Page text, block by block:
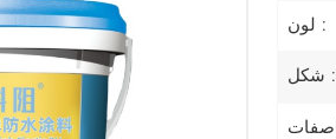
لون :
شكل :